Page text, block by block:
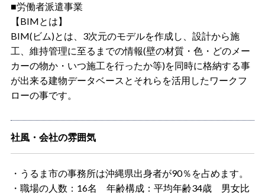
■労働者派遣事業
【BIMとは】
BIM(ビム)とは、3次元のモデルを作成し、設計から施
工、維持管理に至るまでの情報(壁の材質・色・どのメー
カーの物か・いつ施工を行ったか等)を同時に格納する事
が出来る建物データベースとそれらを活用したワークフ
ローの事です。
社風・会社の雰囲気
・うるま市の事務所は沖縄県出身者が90％を占めます。
・職場の人数：16名 年齢構成：平均年齢34歳 男女比